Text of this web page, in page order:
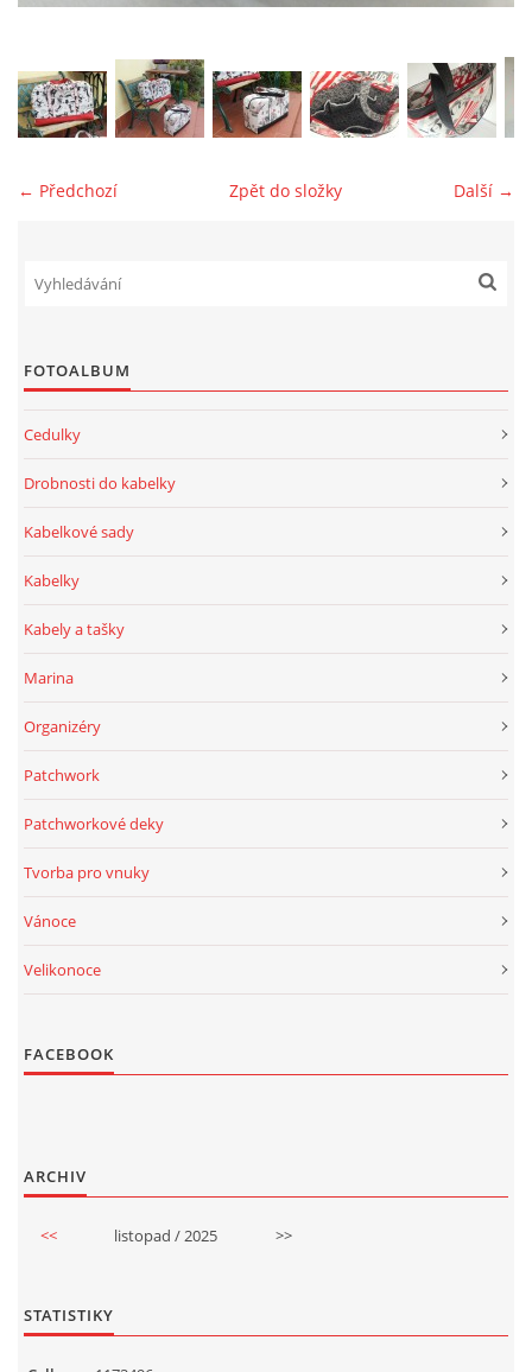
← Předchozí Další →
Zpět do složky
FOTOALBUM
Cedulky
Drobnosti do kabelky
Kabelkové sady
Kabelky
Kabely a tašky
Marina
Organizéry
Patchwork
Patchworkové deky
Tvorba pro vnuky
Vánoce
Velikonoce
FACEBOOK
ARCHIV
<< listopad / 2025 >>
STATISTIKY